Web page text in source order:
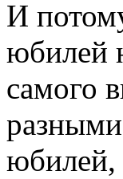
И
юбилей
самого
юбилей,